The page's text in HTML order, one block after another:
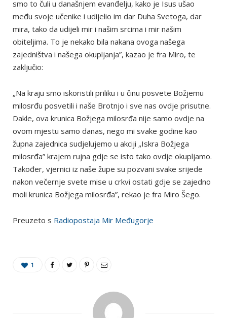
smo to čuli u današnjem evanđelju, kako je Isus ušao
među svoje učenike i udijelio im dar Duha Svetoga, dar
mira, tako da udijeli mir i našim srcima i mir našim
obiteljima. To je nekako bila nakana ovoga našega
zajedništva i našega okupljanja”, kazao je fra Miro, te
zaključio:
„Na kraju smo iskoristili priliku i u činu posvete Božjemu
milosrđu posvetili i naše Brotnjo i sve nas ovdje prisutne.
Dakle, ova krunica Božjega milosrđa nije samo ovdje na
ovom mjestu samo danas, nego mi svake godine kao
župna zajednica sudjelujemo u akciji „Iskra Božjega
milosrđa” krajem rujna gdje se isto tako ovdje okupljamo.
Također, vjernici iz naše župe su pozvani svake srijede
nakon večernje svete mise u crkvi ostati gdje se zajedno
moli krunica Božjega milosrđa”, rekao je fra Miro Šego.
Preuzeto s Radiopostaja Mir Međugorje
1